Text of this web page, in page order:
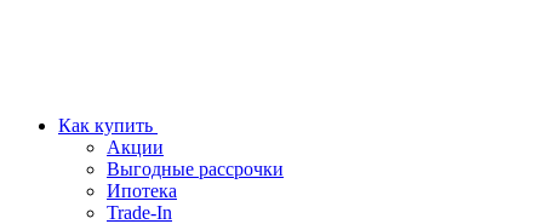
Как купить
Акции
Выгодные рассрочки
Ипотека
Trade-In